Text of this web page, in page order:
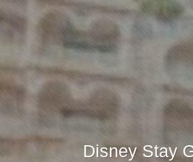
Disney Stay
Disney Stay
Disney Stay